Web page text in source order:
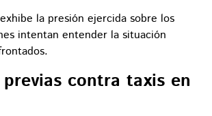
la presión ejercida sobre los
intentan entender la situación
previas contra taxis en